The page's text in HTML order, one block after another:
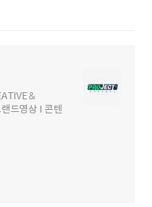
&
드영상 I 콘텐